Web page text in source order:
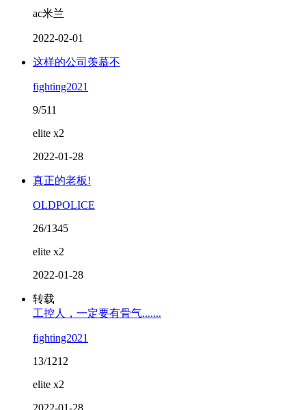
ac米兰
2022-02-01
这样的公司羡慕不
fighting2021
9/511
elite x2
2022-01-28
真正的老板!
OLDPOLICE
26/1345
elite x2
2022-01-28
转载
工控人，一定要有骨气.......
fighting2021
13/1212
elite x2
2022-01-28